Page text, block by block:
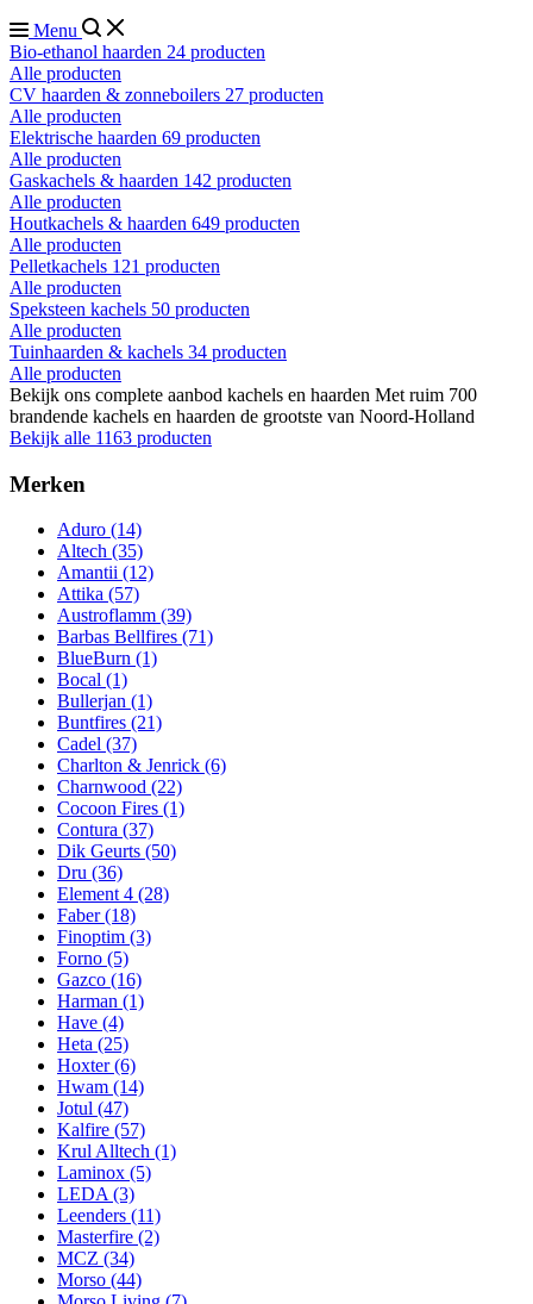
Menu
Bio-ethanol haarden 24 producten
Alle producten
CV haarden & zonneboilers 27 producten
Alle producten
Elektrische haarden 69 producten
Alle producten
Gaskachels & haarden 142 producten
Alle producten
Houtkachels & haarden 649 producten
Alle producten
Pelletkachels 121 producten
Alle producten
Speksteen kachels 50 producten
Alle producten
Tuinhaarden & kachels 34 producten
Alle producten
Bekijk ons complete aanbod kachels en haarden Met ruim 700
brandende kachels en haarden de grootste van Noord-Holland
Bekijk alle 1163 producten
Merken
Aduro (14)
Altech (35)
Amantii (12)
Attika (57)
Austroflamm (39)
Barbas Bellfires (71)
BlueBurn (1)
Bocal (1)
Bullerjan (1)
Buntfires (21)
Cadel (37)
Charlton & Jenrick (6)
Charnwood (22)
Cocoon Fires (1)
Contura (37)
Dik Geurts (50)
Dru (36)
Element 4 (28)
Faber(18)
Finoptim (3)
Forno (5)
Gazco (16)
Harman (1)
Have (4)
Heta (25)
Hoxter(6)
Hwam (14)
Jotul (47)
Kalfire (57)
Krul Alltech (1)
Laminox (5)
LEDA(3)
Leenders (11)
Masterfire (2)
MCZ (34)
Morso (44)